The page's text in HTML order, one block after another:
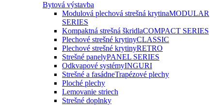
Bytová výstavba
Modulová plechová strešná krytinaMODULAR
SERIES
Kompaktná strešná škridlaCOMPACT SERIES
Plechové strešné krytinyCLASSIC
Plechové strešné krytinyRETRO
Strešné panelyPANEL SERIES
Odkvapové systémyINGURI
Strešné a fasádneTrapézové plechy
Ploché plechy
Lemovanie striech
Strešné doplnky